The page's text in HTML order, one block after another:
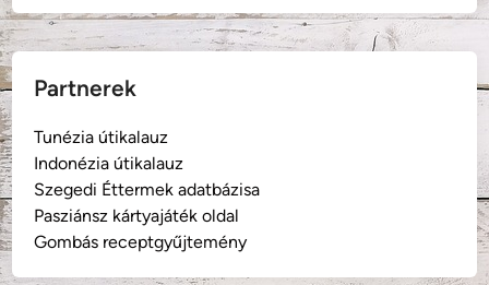
Partnerek
Tunézia útikalauz
Indonézia útikalauz
Szegedi Éttermek adatbázisa
Pasziánsz kártyajáték oldal
Gombás receptgyűjtemény